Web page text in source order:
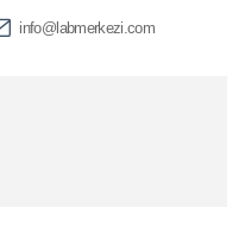
info@labmerkezi.com